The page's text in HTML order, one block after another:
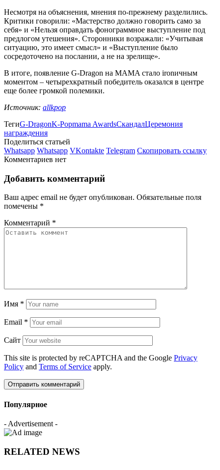
Несмотря на объяснения, мнения по-прежнему разделились.
Критики говорили: «Мастерство должно говорить само за
себя» и «Нельзя оправдать фонограммное выступление под
предлогом утешения». Сторонники возражали: «Учитывая
ситуацию, это имеет смысл» и «Выступление было
сосредоточено на послании, а не на зрелище».
В итоге, появление G-Dragon на MAMA стало ironичным
моментом – четырехкратный победитель оказался в центре
еще более громкой полемики.
Источник: allkpop
ТегиG-DragonK-Popmama AwardsСкандалЦеремония
награждения
Поделиться статьей
Whatsapp Whatsapp VKontakte Telegram Скопировать ссылку
Комментариев нет
Добавить комментарий
Ваш адрес email не будет опубликован. Обязательные поля
помечены *
Комментарий *
Имя *
Email *
Сайт
This site is protected by reCAPTCHA and the Google Privacy
Policy and Terms of Service apply.
Популярное
- Advertisement -
RELATED NEWS